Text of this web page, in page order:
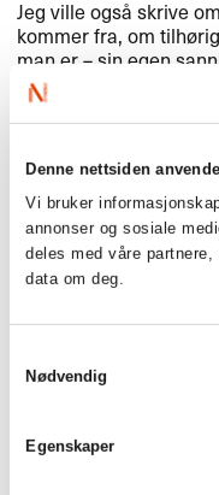
Denne nettsiden
Vi bruker
annonser og sosiale
deles med våre
data om deg.
Nødvendig
Egenskaper
Jeg ville ogs​å skrive
kommer fra, om
man er ​– sin egen
Les mer
Se engelsk
Les mer om forfatteren